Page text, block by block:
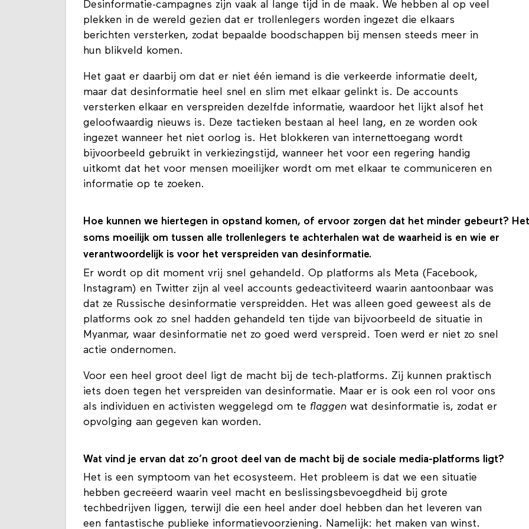
desinformatie-campagnes, online censuur en het onderbreken van internettoegang.
Desinformatie-campagnes zijn vaak al lange tijd in de maak. We hebben al op veel
plekken in de wereld gezien dat er trollenlegers worden ingezet die elkaars
berichten versterken, zodat bepaalde boodschappen bij mensen steeds meer in
Het gaat er daarbij om dat er niet één iemand is die verkeerde informatie deelt,
maar dat desinformatie heel snel en slim met elkaar gelinkt is. De accounts
versterken elkaar en verspreiden dezelfde informatie, waardoor het lijkt alsof het
geloofwaardig nieuws is. Deze tactieken bestaan al heel lang, en ze worden ook
ingezet wanneer het niet oorlog is. Het blokkeren van internettoegang wordt
bijvoorbeeld gebruikt in verkiezingstijd, wanneer het voor een regering handig
uitkomt dat het voor mensen moeilijker wordt om met elkaar te communiceren en
Hoe kunnen we hiertegen in opstand komen, of ervoor zorgen dat het minder gebeurt?
soms moeilijk om tussen alle trollenlegers te achterhalen wat de waarheid is en wie er
verantwoordelijk is voor het verspreiden van desinformatie.
Er wordt op dit moment vrij snel gehandeld. Op platforms als Meta (Facebook,
Instagram) en Twitter zijn al veel accounts gedeactiviteerd waarin aantoonbaar was
dat ze Russische desinformatie verspreidden. Het was alleen goed geweest als de
platforms ook zo snel hadden gehandeld ten tijde van bijvoorbeeld de situatie in
Myanmar, waar desinformatie net zo goed werd verspreid. Toen werd er niet zo snel
Voor een heel groot deel ligt de macht bij de tech-platforms. Zij kunnen praktisch
iets doen tegen het verspreiden van desinformatie. Maar er is ook een rol voor ons
als individuen en activisten weggelegd om te
Wat vind je ervan dat zo’n groot deel van de macht bij de sociale media-platforms ligt?
Het is een symptoom van het ecosysteem. Het probleem is dat we een situatie
hebben gecreëerd waarin veel macht en beslissingsbevoegdheid bij grote
techbedrijven liggen, terwijl die een heel ander doel hebben dan het leveren van